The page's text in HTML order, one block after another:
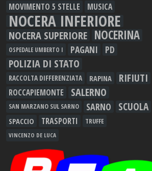
MOVIMENTO 5 STELLE MUSICA
NOCERA INFERIORE
NOCERA SUPERIORE NOCERINA
OSPEDALE UMBERTO I PAGANI PD
POLIZIA DI STATO
RACCOLTA DIFFERENZIATA RAPINA RIFIUTI
ROCCAPIEMONTE SALERNO
SAN MARZANO SUL SARNO SARNO SCUOLA
SPACCIO TRASPORTI TRUFFE
VINCENZO DE LUCA